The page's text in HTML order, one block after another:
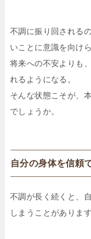
不調に振り回される
いことに意識を向け
将来への不安よりも
れるようになる。
そんな状態こそが、
でしょうか。
自分の身体を信頼
不調が長く続くと、
しまうことがあります